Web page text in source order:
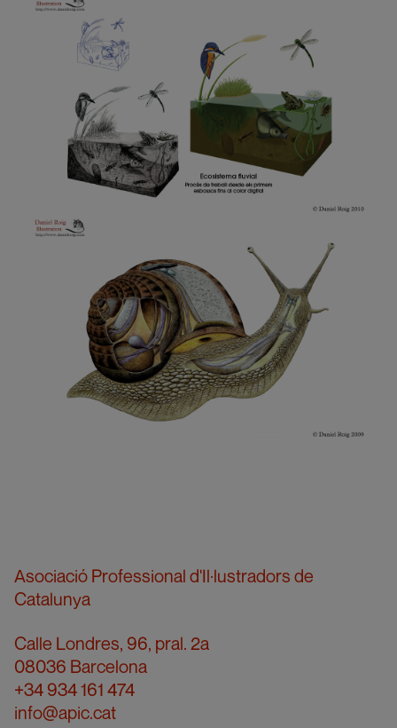
Asociació Professional d'Il·lustradors de
Catalunya
Calle Londres, 96, pral. 2a
08036 Barcelona
+34 934 161 474
info@apic.cat